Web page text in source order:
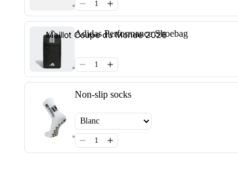
Maillot Coupe du Monde 2026
Adidas Performance Shoebag
Non-slip socks